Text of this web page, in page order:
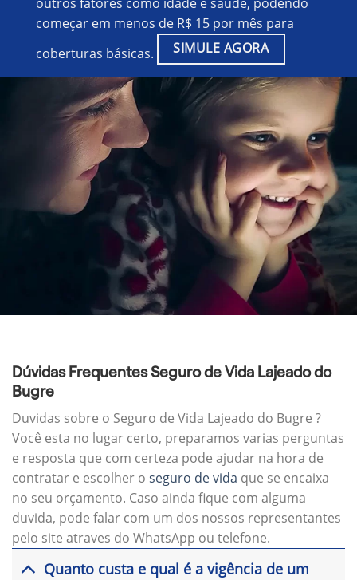
começar em menos de R$ 15 por mês para
coberturas básicas.
SIMULE AGORA
Dúvidas Frequentes Seguro de Vida Lajeado do
Bugre
Duvidas sobre o Seguro de Vida Lajeado do Bugre ?
Você esta no lugar certo, preparamos varias perguntas
e resposta que com certeza pode ajudar na hora de
contratar e escolher o seguro de vida que se encaixa
no seu orçamento. Caso ainda fique com alguma
duvida, pode falar com um dos nossos representantes
pelo site atraves do WhatsApp ou telefone.
Quanto custa e qual é a vigência de um